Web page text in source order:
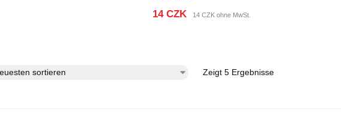
14 CZK 14 CZK ohne MwSt.
Zeigt 5 Ergebnisse